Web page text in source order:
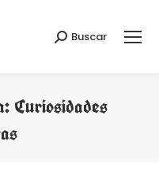
Buscar:
Buscar
Curiosidades